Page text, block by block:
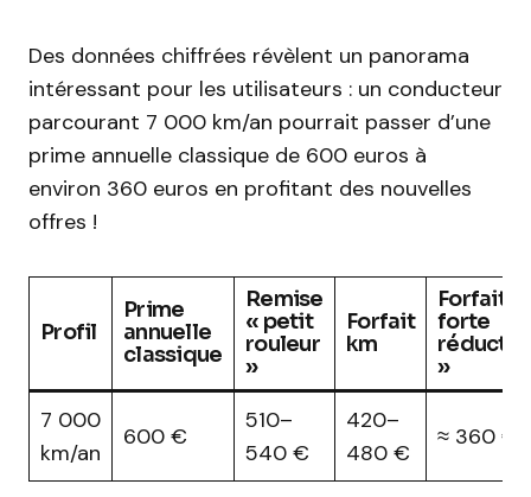
Des données chiffrées révèlent un panorama
intéressant pour les utilisateurs : un conducteur
parcourant 7 000 km/an pourrait passer d’une
prime annuelle classique de 600 euros à
environ 360 euros en profitant des nouvelles
offres !
Profil
Prime
annuelle
classique
Remise
« petit
rouleur
»
Forfait
km
Forfait «
forte
»
7 000
km/an
600 €
510–
540 €
420–
480 €
≈ 360 €